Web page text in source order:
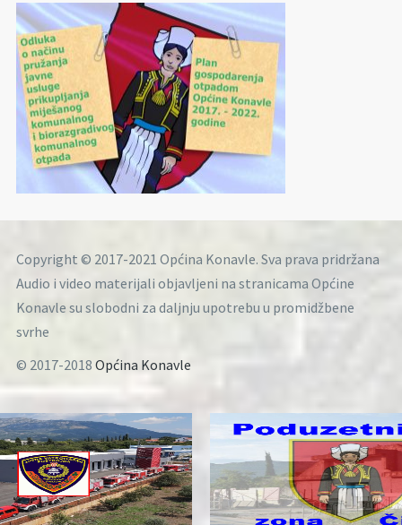
Copyright © 2017-2021 Općina Konavle. Sva prava pridržana
Audio i video materijali objavljeni na stranicama Općine
Konavle su slobodni za daljnju upotrebu u promidžbene
svrhe
© 2017-2018 Općina Konavle